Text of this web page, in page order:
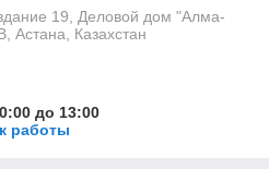
19, Деловой дом "Алма-
Астана, Казахстан
до 13:00
работы